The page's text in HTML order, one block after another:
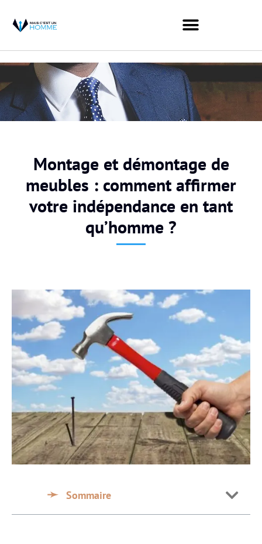
Montage et démontage de
meubles : comment affirmer
votre indépendance en tant
qu’homme ?
Sommaire